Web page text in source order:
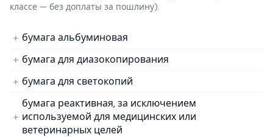
классе — без доплаты за пошлину).
бумага альбуминовая
бумага для диазокопирования
бумага для светокопий
бумага реактивная, за исключением
используемой для медицинских или
ветеринарных целей